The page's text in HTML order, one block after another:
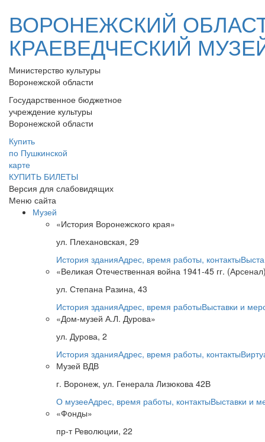
ВОРОНЕЖСКИЙ
КРАЕВЕДЧЕСКИЙ
Министерство культуры
Воронежской области
Государственное бюджетное
учреждение культуры
Воронежской области
Купить
по Пушкинской
карте
КУПИТЬ БИЛЕТЫ
Версия для слабовидящих
Меню сайта
Музей
«История Воронежского края»
ул. Плехановская, 29
История зданияАдрес, время работы, контакты
«Великая Отечественная война 1941-45 гг.
ул. Степана Разина, 43
История зданияАдрес, время работыВыставки и
«Дом-музей А.Л. Дурова»
ул. Дурова, 2
История зданияАдрес, время работы, контакты
Музей ВДВ
г. Воронеж, ул. Генерала Лизюкова 42В
О музееАдрес, время работы, контактыВыставки и
«Фонды»
пр-т Революции, 22